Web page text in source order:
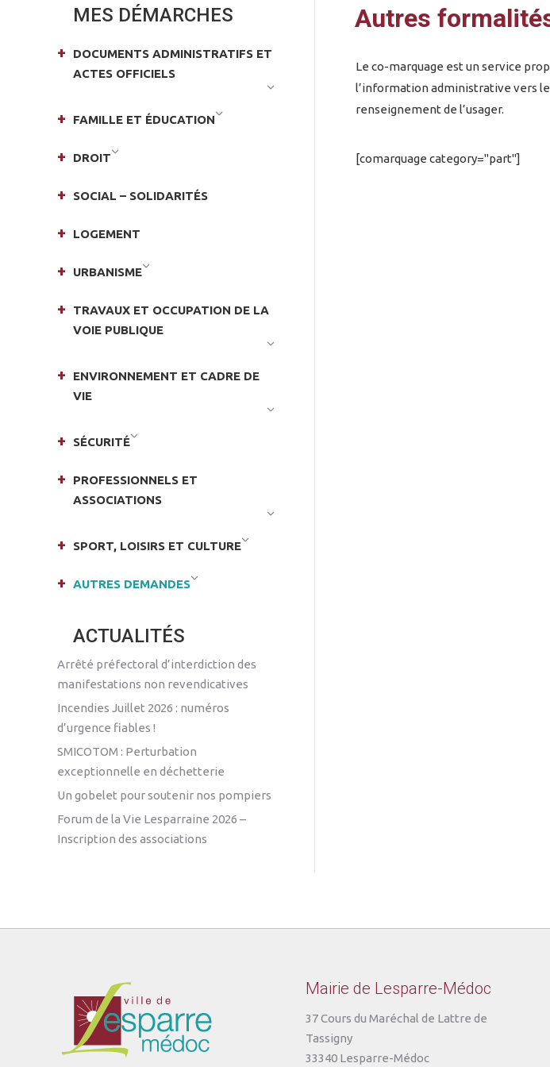
Autres
Le co-marquage est un service
l’information administrative vers
renseignement de l’usager.
[comarquage category="part"]
MES DÉMARCHES
DOCUMENTS ADMINISTRATIFS ET
ACTES OFFICIELS
FAMILLE ET ÉDUCATION
DROIT
SOCIAL – SOLIDARITÉS
LOGEMENT
URBANISME
TRAVAUX ET OCCUPATION DE LA
VOIE PUBLIQUE
ENVIRONNEMENT ET CADRE DE
VIE
SÉCURITÉ
PROFESSIONNELS ET
ASSOCIATIONS
SPORT, LOISIRS ET CULTURE
AUTRES DEMANDES
ACTUALITÉS
Arrêté préfectoral d’interdiction des
manifestations non revendicatives
Incendies Juillet 2026 : numéros
d’urgence fiables !
SMICOTOM : Perturbation
exceptionnelle en déchetterie
Un gobelet pour soutenir nos pompiers
Forum de la Vie Lesparraine 2026 –
Inscription des associations
Mairie de Lesparre-Médoc
37 Cours du Maréchal de Lattre de
Tassigny
33340 Lesparre-Médoc